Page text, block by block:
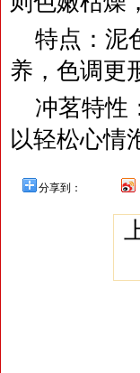
特点：泥
养，色调更
冲茗特性
以轻松心情
分享到：